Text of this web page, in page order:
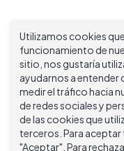
Utilizamos cookies
funcionamiento de
sitio, nos gustaría
ayudarnos a entender
medir el tráfico hacia
de redes sociales y
de las cookies que
terceros. Para
"Aceptar". Para